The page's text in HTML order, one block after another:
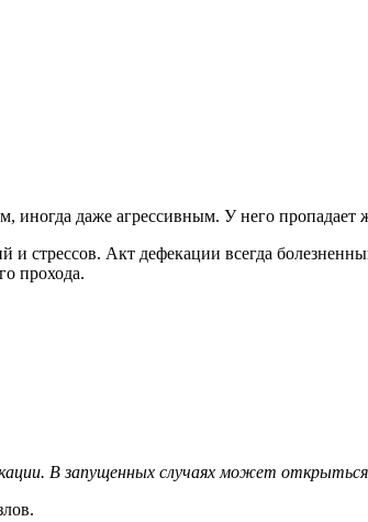
даже агрессивным. У него пропадает
стрессов. Акт дефекации всегда
прохода.
В запущенных случаях может